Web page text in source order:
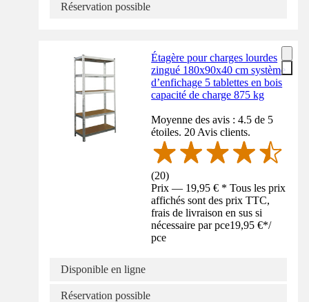
Réservation possible
Étagère pour charges lourdes
zingué 180x90x40 cm système
d’enfichage 5 tablettes en bois
capacité de charge 875 kg
Moyenne des avis : 4.5 de 5
étoiles. 20 Avis clients.
(20)
Prix — 19,95 € * Tous les prix
affichés sont des prix TTC,
frais de livraison en sus si
nécessaire par pce19,95 €*/
pce
Disponible en ligne
Réservation possible